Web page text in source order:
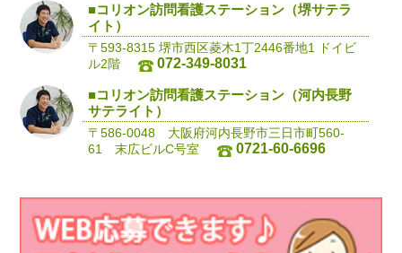
■コリオン訪問看護ステーション（堺サテラ
イト）
〒593-8315 堺市西区菱木1丁2446番地1 ドイビ
ル2階
072-349-8031
■コリオン訪問看護ステーション（河内長野
サテライト）
〒586-0048 大阪府河内長野市三日市町560-
61 末広ビルC号室
0721-60-6696